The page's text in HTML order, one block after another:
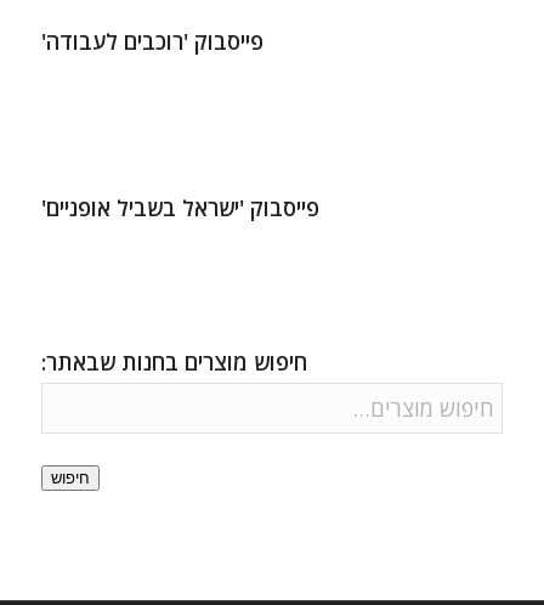
פייסבוק 'רוכבים לעבודה'
פייסבוק 'ישראל בשביל אופניים'
חיפוש מוצרים בחנות שבאתר:
חיפוש